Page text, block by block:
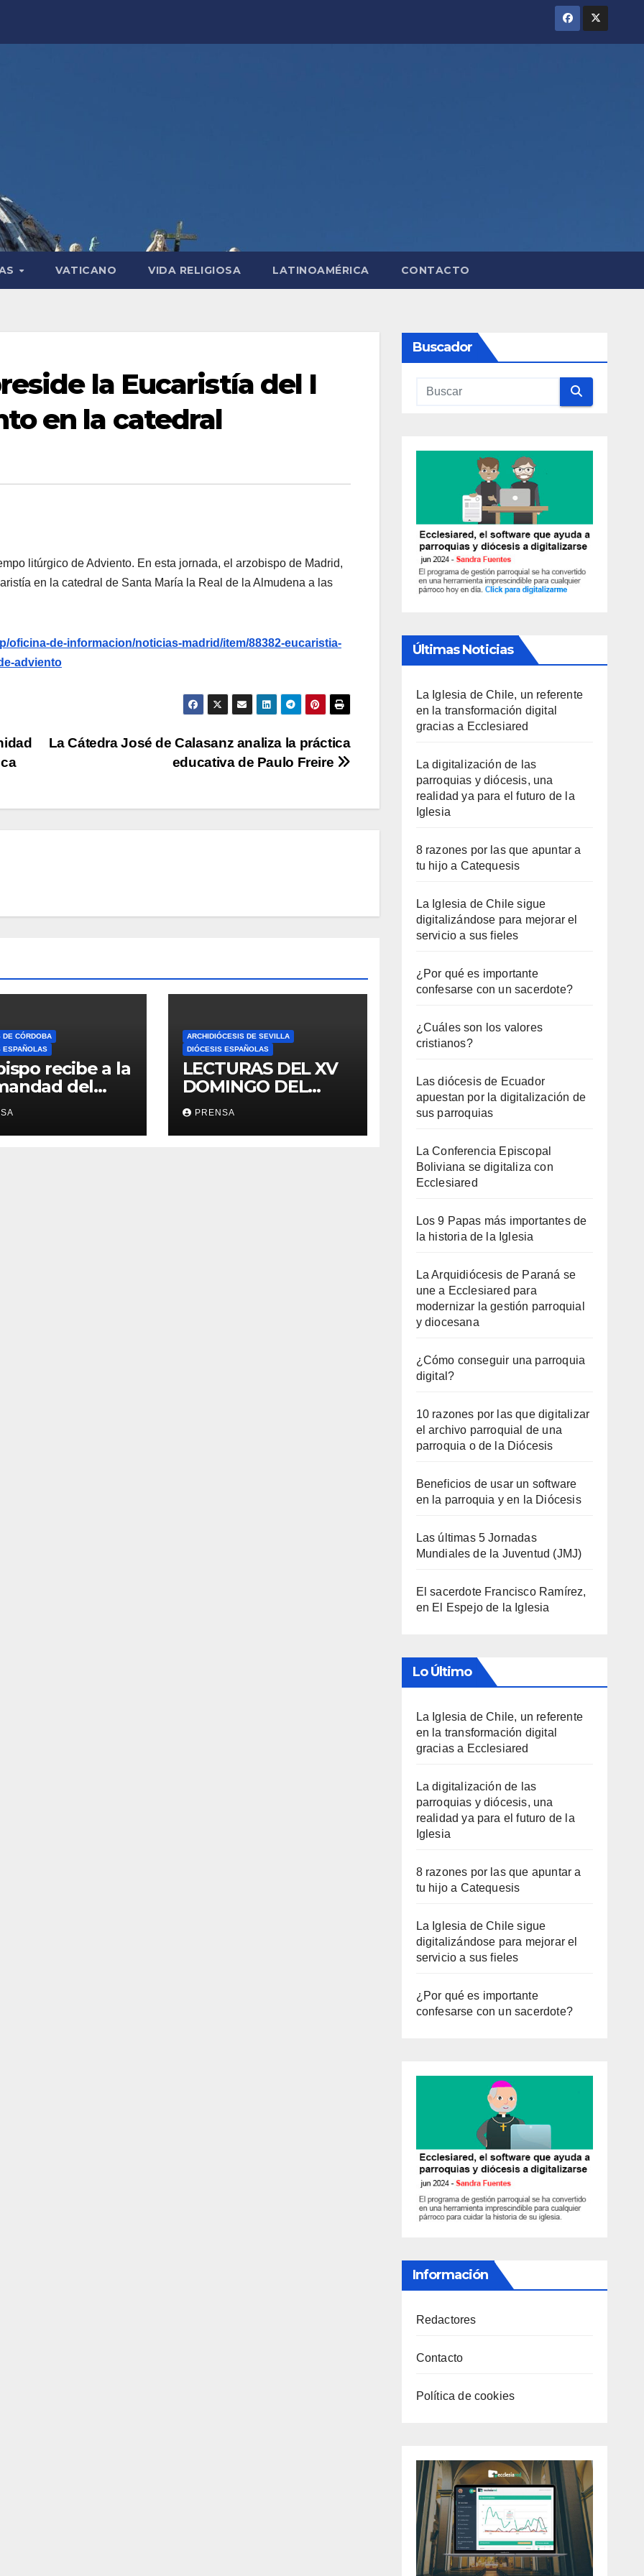
VATICANO VIDA RELIGIOSA LATINOAMÉRICA CONTACTO
la Eucaristía del I
en la catedral
litúrgico de Adviento. En esta jornada, el arzobispo de Madrid,
en la catedral de Santa María la Real de la Almudena a las
oficina-de-informacion/noticias-madrid/item/88382-eucaristia-
adviento
La Cátedra José de Calasanz analiza la práctica
educativa de Paulo Freire
DE CÓRDOBA
ESPAÑOLAS
recibe a la
del
ARCHIDIÓCESIS DE SEVILLA
DIÓCESIS ESPAÑOLAS
LECTURAS DEL XV
DOMINGO DEL
TIEMPO
ORDINARIO (A)
PRENSA
Buscador
Últimas Noticias
La Iglesia de Chile, un referente
en la transformación digital
gracias a Ecclesiared
La digitalización de las
parroquias y diócesis, una
realidad ya para el futuro de la
Iglesia
8 razones por las que apuntar a
tu hijo a Catequesis
La Iglesia de Chile sigue
digitalizándose para mejorar el
servicio a sus fieles
¿Por qué es importante
confesarse con un sacerdote?
¿Cuáles son los valores
cristianos?
Las diócesis de Ecuador
apuestan por la digitalización de
sus parroquias
La Conferencia Episcopal
Boliviana se digitaliza con
Ecclesiared
Los 9 Papas más importantes de
la historia de la Iglesia
La Arquidiócesis de Paraná se
une a Ecclesiared para
modernizar la gestión parroquial
y diocesana
¿Cómo conseguir una parroquia
digital?
10 razones por las que digitalizar
el archivo parroquial de una
parroquia o de la Diócesis
Beneficios de usar un software
en la parroquia y en la Diócesis
Las últimas 5 Jornadas
Mundiales de la Juventud (JMJ)
El sacerdote Francisco Ramírez,
en El Espejo de la Iglesia
Lo Último
La Iglesia de Chile, un referente
en la transformación digital
gracias a Ecclesiared
La digitalización de las
parroquias y diócesis, una
realidad ya para el futuro de la
Iglesia
8 razones por las que apuntar a
tu hijo a Catequesis
La Iglesia de Chile sigue
digitalizándose para mejorar el
servicio a sus fieles
¿Por qué es importante
confesarse con un sacerdote?
Información
Redactores
Contacto
Política de cookies